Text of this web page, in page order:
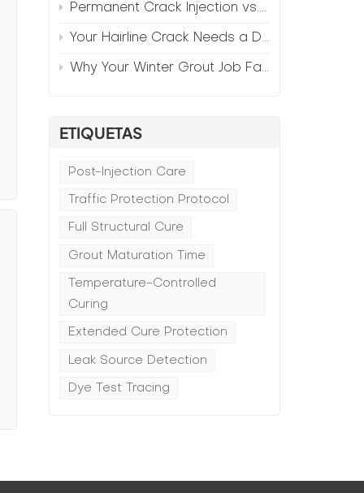
Permanent Crack Injection vs. Annual Patching—The Math
Your Hairline Crack Needs a Different Grout Than Your Wide Gap
Why Your Winter Grout Job Failed (And How to Fix It)
ETIQUETAS
Post-Injection Care
Traffic Protection Protocol
Full Structural Cure
Grout Maturation Time
Temperature-Controlled
Curing
Extended Cure Protection
Leak Source Detection
Dye Test Tracing